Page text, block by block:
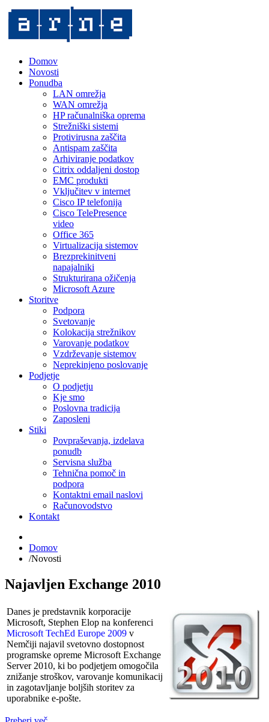
Domov
Novosti
Ponudba
LAN omrežja
WAN omrežja
HP računalniška oprema
Strežniški sistemi
Protivirusna zaščita
Antispam zaščita
Arhiviranje podatkov
Citrix oddaljeni dostop
EMC produkti
Vključitev v internet
Cisco IP telefonija
Cisco TelePresence
video
Office 365
Virtualizacija sistemov
Brezprekinitveni
napajalniki
Strukturirana ožičenja
Microsoft Azure
Storitve
Podpora
Svetovanje
Kolokacija strežnikov
Varovanje podatkov
Vzdrževanje sistemov
Neprekinjeno poslovanje
Podjetje
O podjetju
Kje smo
Poslovna tradicija
Zaposleni
Stiki
Povpraševanja, izdelava
ponudb
Servisna služba
Tehnična pomoč in
podpora
Kontaktni email naslovi
Računovodstvo
Kontakt
Domov
/Novosti
Najavljen Exchange 2010
Danes je predstavnik korporacije
Microsoft, Stephen Elop na konferenci
Microsoft TechEd Europe 2009 v
Nemčiji najavil svetovno dostopnost
programske opreme Microsoft Exchange
Server 2010, ki bo podjetjem omogočila
znižanje stroškov, varovanje komunikacij
in zagotavljanje boljših storitev za
uporabnike e-pošte.